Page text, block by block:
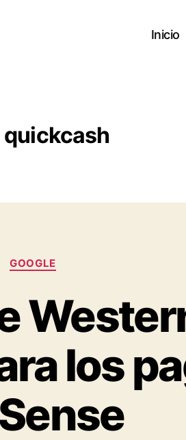
Inicio
quickcash
Categories
GOOGLE
los